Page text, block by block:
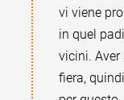
vi viene
in quel
vicini.
fiera,